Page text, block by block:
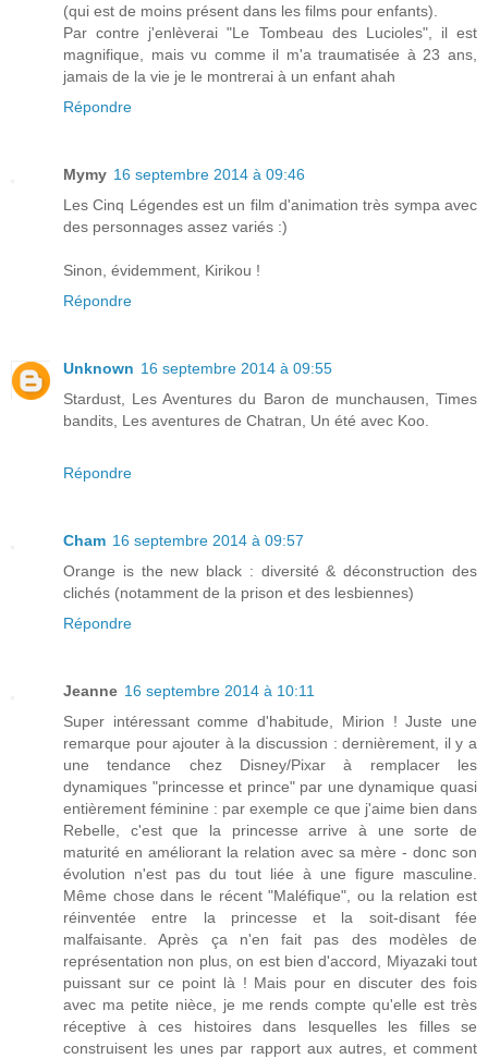
(qui est de moins présent dans les films pour enfants).
Par contre j'enlèverai "Le Tombeau des Lucioles", il est
magnifique, mais vu comme il m'a traumatisée à 23 ans,
jamais de la vie je le montrerai à un enfant ahah
Répondre
Mymy 16 septembre 2014 à 09:46
Les Cinq Légendes est un film d'animation très sympa avec
des personnages assez variés :)
Sinon, évidemment, Kirikou !
Répondre
Unknown 16 septembre 2014 à 09:55
Stardust, Les Aventures du Baron de munchausen, Times
bandits, Les aventures de Chatran, Un été avec Koo.
Répondre
Cham 16 septembre 2014 à 09:57
Orange is the new black : diversité & déconstruction des
clichés (notamment de la prison et des lesbiennes)
Répondre
Jeanne 16 septembre 2014 à 10:11
Super intéressant comme d'habitude, Mirion ! Juste une
remarque pour ajouter à la discussion : dernièrement, il y a
une tendance chez Disney/Pixar à remplacer les
dynamiques "princesse et prince" par une dynamique quasi
entièrement féminine : par exemple ce que j'aime bien dans
Rebelle, c'est que la princesse arrive à une sorte de
maturité en améliorant la relation avec sa mère - donc son
évolution n'est pas du tout liée à une figure masculine.
Même chose dans le récent "Maléfique", ou la relation est
réinventée entre la princesse et la soit-disant fée
malfaisante. Après ça n'en fait pas des modèles de
représentation non plus, on est bien d'accord, Miyazaki tout
puissant sur ce point là ! Mais pour en discuter des fois
avec ma petite nièce, je me rends compte qu'elle est très
réceptive à ces histoires dans lesquelles les filles se
construisent les unes par rapport aux autres, et comment